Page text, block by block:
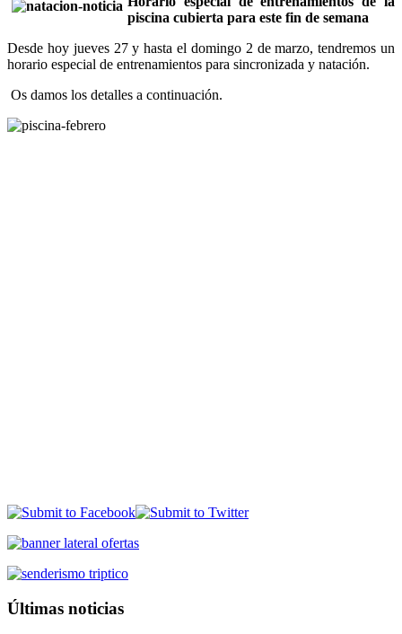
piscina cubierta para este fin de semana
Desde hoy jueves 27 y hasta el domingo 2 de marzo, tendremos un
horario especial de entrenamientos para sincronizada y natación.
Os damos los detalles a continuación.
Últimas noticias